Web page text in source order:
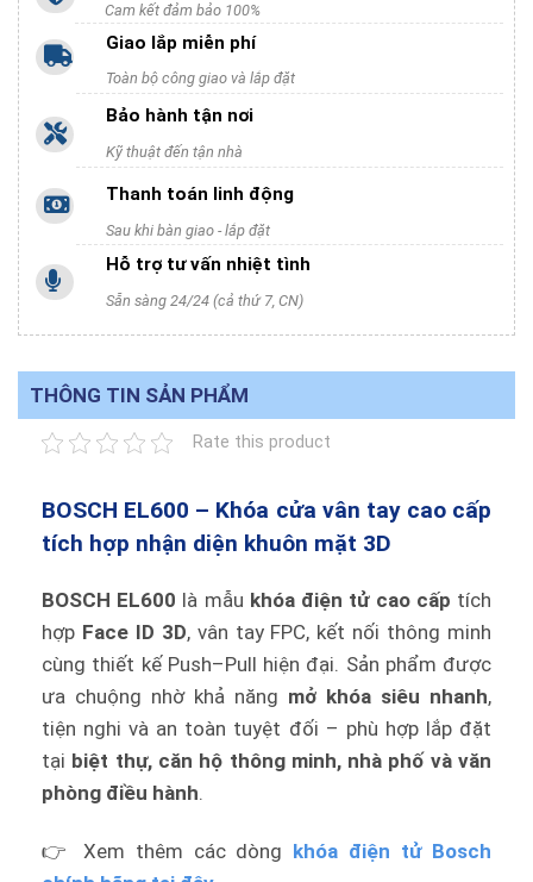
Cam kết đảm bảo 100%
Giao lắp miễn phí
Toàn bộ công giao và lắp đặt
Bảo hành tận nơi
Kỹ thuật đến tận nhà
Thanh toán linh động
Sau khi bàn giao - lắp đặt
Hỗ trợ tư vấn nhiệt tình
Sẵn sàng 24/24 (cả thứ 7, CN)
THÔNG TIN SẢN PHẨM
Rate this product
BOSCH EL600 – Khóa cửa vân tay cao cấp
tích hợp nhận diện khuôn mặt 3D
BOSCH EL600 là mẫu khóa điện tử cao cấp tích
hợp Face ID 3D, vân tay FPC, kết nối thông minh
cùng thiết kế Push–Pull hiện đại. Sản phẩm được
ưa chuộng nhờ khả năng mở khóa siêu nhanh,
tiện nghi và an toàn tuyệt đối – phù hợp lắp đặt
tại biệt thự, căn hộ thông minh, nhà phố và văn
phòng điều hành.
👉 Xem thêm các dòng khóa điện tử Bosch